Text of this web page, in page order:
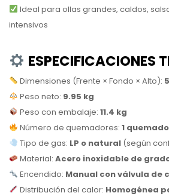
Ideal para ollas grandes, caldos,
intensivos
ESPECIFICACIONES
Dimensiones (Frente × Fondo × Alto):
Peso neto: 9.95 kg
Peso con embalaje: 11.4 kg
Número de quemadores: 1
Tipo de gas: LP o natural(según
Material: Acero inoxidable de
Encendido: Manual con válvula de
Distribución del calor: Homogénea